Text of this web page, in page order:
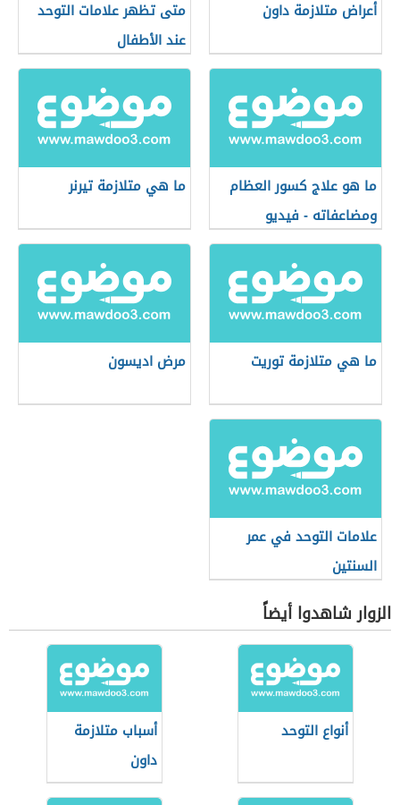
أعراض متلازمة داون
متى تظهر علامات التوحد
عند الأطفال
ما هو علاج كسور العظام
ومضاعفاته - فيديو
ما هي متلازمة تيرنر
ما هي متلازمة توريت مرض اديسون
علامات التوحد في عمر
السنتين
الزوار شاهدوا أيضاً
أنواع التوحد
أسباب متلازمة
داون